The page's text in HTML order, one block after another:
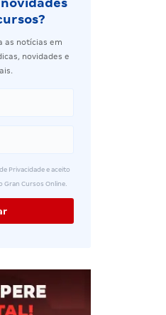
as notícias em
novidades e
Privacidade e aceito
Gran Cursos Online.